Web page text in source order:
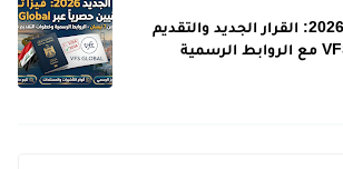
فيزا تركيا للعراقيين 2026: القرار الجديد والتقديم